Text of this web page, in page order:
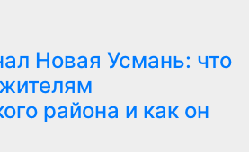
Новая Усмань: что
района и как он